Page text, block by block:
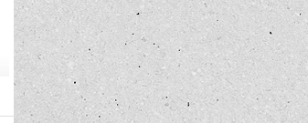
MOONEYES ORIGINAL エマージェン
シー タンク
35,200円
(税込)
最新号発売中
International
1,210円
(税込)